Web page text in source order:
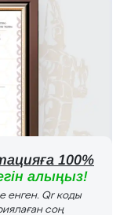
100%
алыңыз!
енген. Qr коды
соң